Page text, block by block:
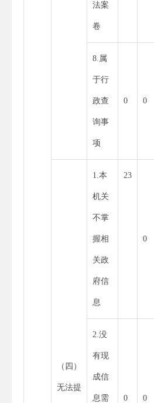
法案
卷
8.属
于行
政查
询事
项
0 0
（四）
无法提
1.本
机关
不掌
握相
关政
府信
息
23
0
2.没
有现
成信
息需 0 0